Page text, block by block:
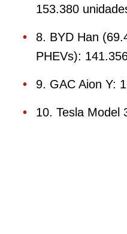
153.380
8. BYD Han
PHEVs):
9. GAC Aion Y:
10. Tesla Model